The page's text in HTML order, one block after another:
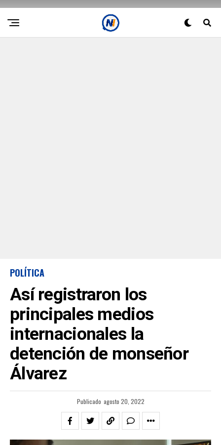
POLÍTICA
Así registraron los
principales medios
internacionales la
detención de monseñor
Álvarez
Publicado agosto 20, 2022